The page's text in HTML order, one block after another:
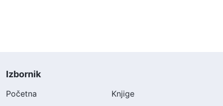
Izbornik
Početna
Knjige